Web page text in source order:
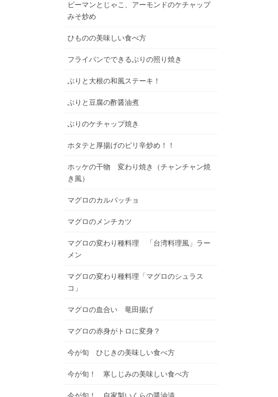
ピーマンとじゃこ、アーモンドのケチャップ
みそ炒め
ひものの美味しい食べ方
フライパンでできるぶりの照り焼き
ぶりと大根の和風ステーキ！
ぶりと豆腐の酢醤油煮
ぶりのケチャップ焼き
ホタテと厚揚げのピリ辛炒め！！
ホッケの干物 変わり焼き（チャンチャン焼
き風）
マグロのカルパッチョ
マグロのメンチカツ
マグロの変わり種料理 「台湾料理風」ラー
メン
マグロの変わり種料理「マグロのシュラス
コ」
マグロの血合い 竜田揚げ
マグロの赤身がトロに変身？
今が旬 ひじきの美味しい食べ方
今が旬！ 寒しじみの美味しい食べ方